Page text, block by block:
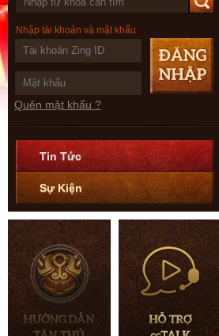
Nhập tài khoản và mật khẩu
Quên mật khẩu ?
Tin Tức
Sự Kiện